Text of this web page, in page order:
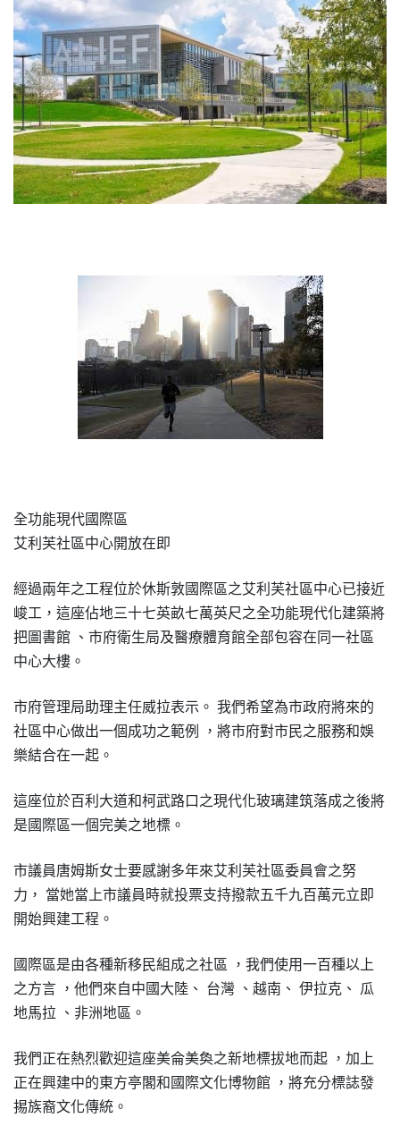
全功能現代國際區
艾利芙社區中心開放在即
經過兩年之工程位於休斯敦國際區之艾利芙社區中心已接近
峻工 ， 這座佔地三十七英畝七萬英尺之全功能現代化建築將
把圖書館 、 市府衛生局及醫療體育館全部包容在同一社區
中心大樓 。
市府管理局助理主任威拉表示 。 我們希望為市政府將來的
社區中心做出一個成功之範例
， 將市府對市民之服務和娛
樂結合在一起 。
這座位於百利大道和柯武路口之現代化玻璃建筑落成之後將
是國際區一個完美之地標 。
市議員唐姆斯女士要感謝多年來艾利芙社區委員會之努
力 ，
當她當上市議員時就投票支持撥款五千九百萬元立即
開始興建工程 。
國際區是由各種新移民組成之社區 ， 我們使用一百種以上
之方言 ， 他們來自中國大陸 、 台灣 、 越南 、 伊拉克 、
瓜
地馬拉
、 非洲地區 。
我們正在熱烈歡迎這座美侖美奐之新地標拔地而起 ， 加上
正在興建中的東方亭閣和國際文化博物館 ， 將充分標誌發
掦族裔文化傳統 。